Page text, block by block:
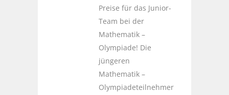
Preise für das Junior-
Team bei der
Mathematik –
Olympiade! Die
jüngeren
Mathematik –
Olympiadeteilnehmer